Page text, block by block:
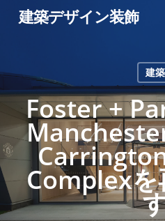
Skip
content
建築デザイン装飾
建築
Foster +
Complexを